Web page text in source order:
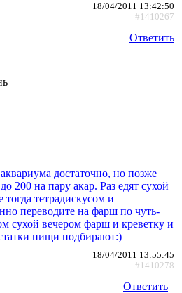
18/04/2011 13:42:50
#1410267
Ответить
достаточно, но позже
200 на пару акар. Раз едят сухой
тетрадискусом и
переводите на фарш по чуть-
сухой вечером фарш и креветку и
пищи подбирают:)
18/04/2011 13:55:45
#1410278
Ответить